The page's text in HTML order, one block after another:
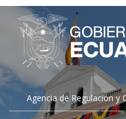
Agencia de Regulación y